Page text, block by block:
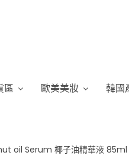
區 歐美美妝 韓國
oil Serum 椰子油精華液 85ml